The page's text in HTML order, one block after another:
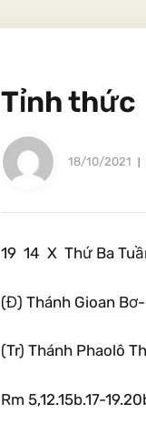
Tỉnh thức
18/10/2021
19 14 X Thứ Ba
(Đ) Thánh Gioan
(Tr) Thánh Phaolô
Rm 5,12.15b.17-